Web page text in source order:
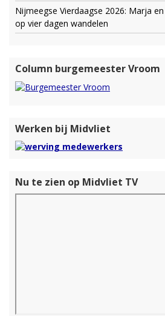
Nijmeegse Vierdaagse 2026: Marja
op vier dagen wandelen
Column burgemeester Vroom
Werken bij Midvliet
Nu te zien op Midvliet TV